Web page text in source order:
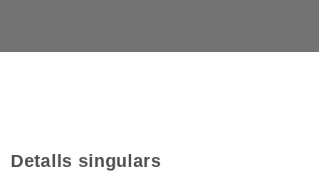
Detalls singulars